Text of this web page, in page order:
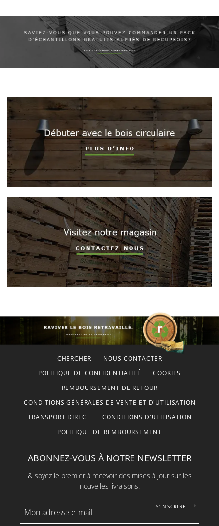
CHERCHER
NOUS CONTACTER
POLITIQUE DE CONFIDENTIALITÉ
COOKIES
REMBOURSEMENT DE RETOUR
CONDITIONS GÉNÉRALES DE VENTE ET D'UTILISATION
TRANSPORT DIRECT
CONDITIONS D'UTILISATION
POLITIQUE DE REMBOURSEMENT
ABONNEZ-VOUS À NOTRE NEWSLETTER
& soyez le premier à recevoir des mises à jour sur les
nouvelles livraisons.
S'INSCRIRE